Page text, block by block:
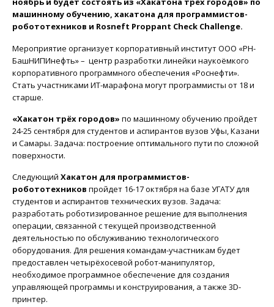
машинному обучению, хакатона для программистов-
робототехников и Rosneft Proppant Check Challenge.
Мероприятие организует корпоративный институт ООО «РН-
БашНИПИнефть» – центр разработки линейки наукоёмкого
корпоративного программного обеспечения «Роснефти».
Стать участниками ИТ-марафона могут программисты от 18 и
старше.
«Хакатон трёх городов» по машинному обучению пройдет
24-25 сентября для студентов и аспирантов вузов Уфы, Казани
и Самары. Задача: построение оптимального пути по сложной
поверхности.
Следующий Хакатон для программистов-
робототехников пройдет 16-17 октября на базе УГАТУ для
студентов и аспирантов технических вузов. Задача:
разработать роботизированное решение для выполнения
операции, связанной с текущей производственной
деятельностью по обслуживанию технологического
оборудования. Для решения командам-участникам будет
предоставлен четырёхосевой робот-манипулятор,
необходимое программное обеспечение для создания
управляющей программы и конструирования, а также 3D-
принтер.